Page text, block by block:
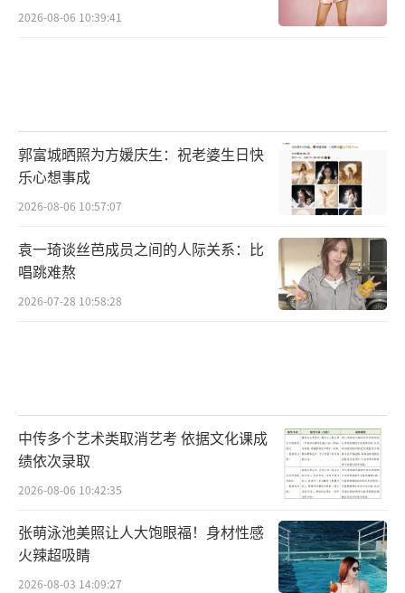
2026-08-06 10:39:41
郭富城晒照为方媛庆生：祝老婆生日快
乐心想事成
2026-08-06 10:57:07
袁一琦谈丝芭成员之间的人际关系：比
唱跳难熬
2026-07-28 10:58:28
中传多个艺术类取消艺考 依据文化课成
绩依次录取
2026-08-06 10:42:35
张萌泳池美照让人大饱眼福！身材性感
火辣超吸睛
2026-08-03 14:09:27